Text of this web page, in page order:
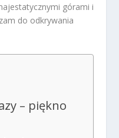
górami i
do odkrywania
– piękno